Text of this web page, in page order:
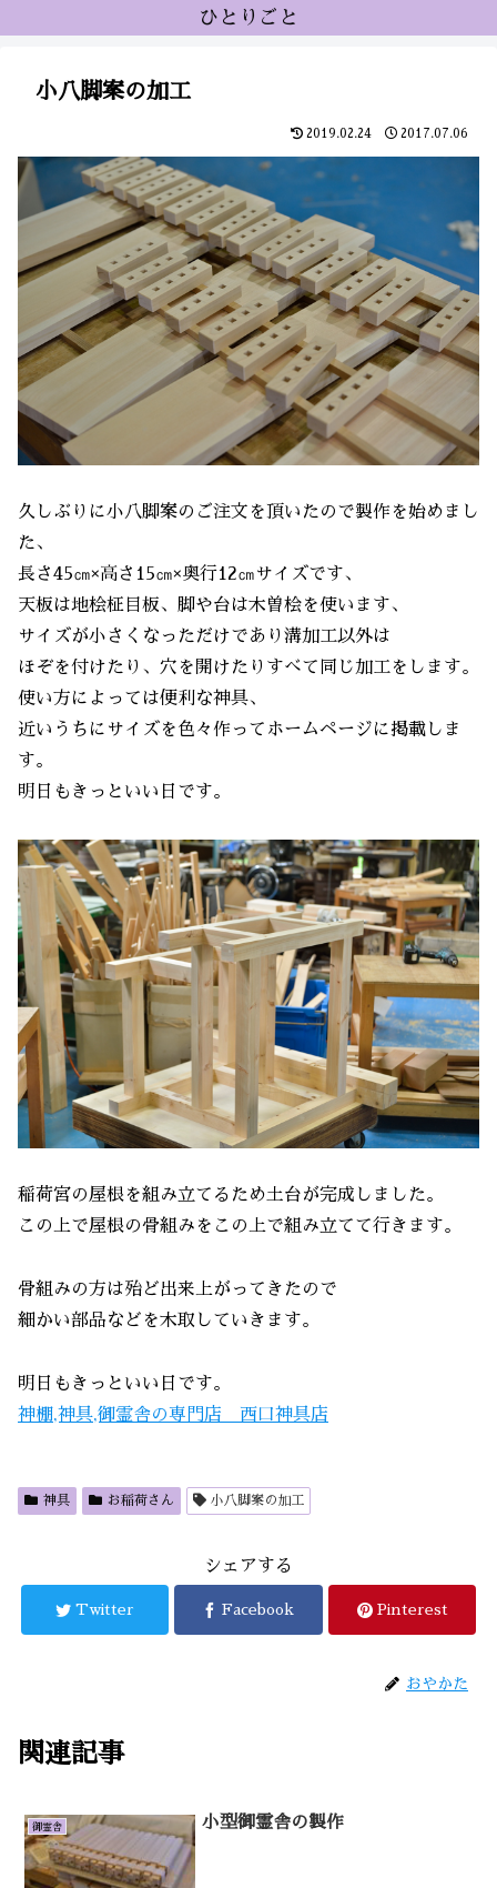
ひとりごと
小八脚案の加工
2019.02.24 2017.07.06
久しぶりに小八脚案のご注文を頂いたので製作を始めまし
た、
長さ45㎝×高さ15㎝×奥行12㎝サイズです、
天板は地桧柾目板、脚や台は木曽桧を使います、
サイズが小さくなっただけであり溝加工以外は
ほぞを付けたり、穴を開けたりすべて同じ加工をします。
使い方によっては便利な神具、
近いうちにサイズを色々作ってホームページに掲載しま
す。
明日もきっといい日です。
稲荷宮の屋根を組み立てるため土台が完成しました。
この上で屋根の骨組みをこの上で組み立てて行きます。
骨組みの方は殆ど出来上がってきたので
細かい部品などを木取していきます。
明日もきっといい日です。
神棚,神具,御霊舎の専門店 西口神具店
神具 お稲荷さん 小八脚案の加工
シェアする
Twitter Facebook Pinterest
おやかた
関連記事
御霊舎 小型御霊舎の製作